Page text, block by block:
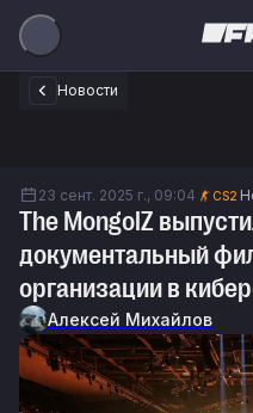
Новости
23 сент. 2025 г., 09:04 CS2
The MongolZ
документальный
организации в
Алексей Михайлов